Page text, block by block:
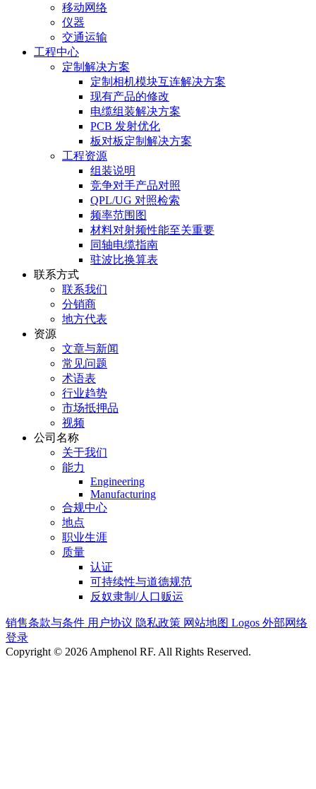
移动网络
仪器
交通运输
工程中心
定制解决方案
定制相机模块互连解决方案
现有产品的修改
电缆组装解决方案
PCB 发射优化
板对板定制解决方案
工程资源
组装说明
竞争对手产品对照
QPL/UG 对照检索
频率范围图
材料对射频性能至关重要
同轴电缆指南
驻波比换算表
联系方式
联系我们
分销商
地方代表
资源
文章与新闻
常见问题
术语表
行业趋势
市场抵押品
视频
公司名称
关于我们
能力
Engineering
Manufacturing
合规中心
地点
职业生涯
质量
认证
可持续性与道德规范
反奴隶制/人口贩运
销售条款与条件 用户协议 隐私政策 网站地图 Logos 外部网络
登录
Copyright © 2026 Amphenol RF. All Rights Reserved.